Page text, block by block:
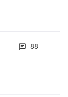
88